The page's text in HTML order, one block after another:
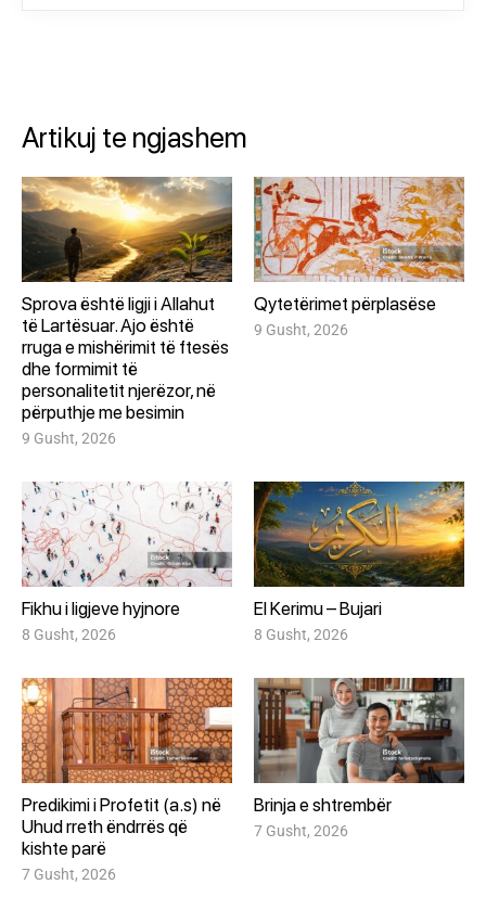
Artikuj te ngjashem
Sprova është ligji i Allahut
të Lartësuar. Ajo është
rruga e mishërimit të ftesës
dhe formimit të
personalitetit njerëzor, në
përputhje me besimin
9 Gusht, 2026
Qytetërimet përplasëse
9 Gusht, 2026
Fikhu i ligjeve hyjnore
8 Gusht, 2026
El Kerimu – Bujari
8 Gusht, 2026
Predikimi i Profetit (a.s) në
Uhud rreth ëndrrës që
kishte parë
7 Gusht, 2026
Brinja e shtrembër
7 Gusht, 2026